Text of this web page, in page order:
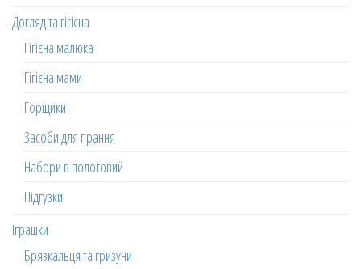
Догляд та гігієна
Гігієна малюка
Гігієна мами
Горщики
Засоби для прання
Набори в пологовий
Підгузки
Іграшки
Брязкальця та гризуни